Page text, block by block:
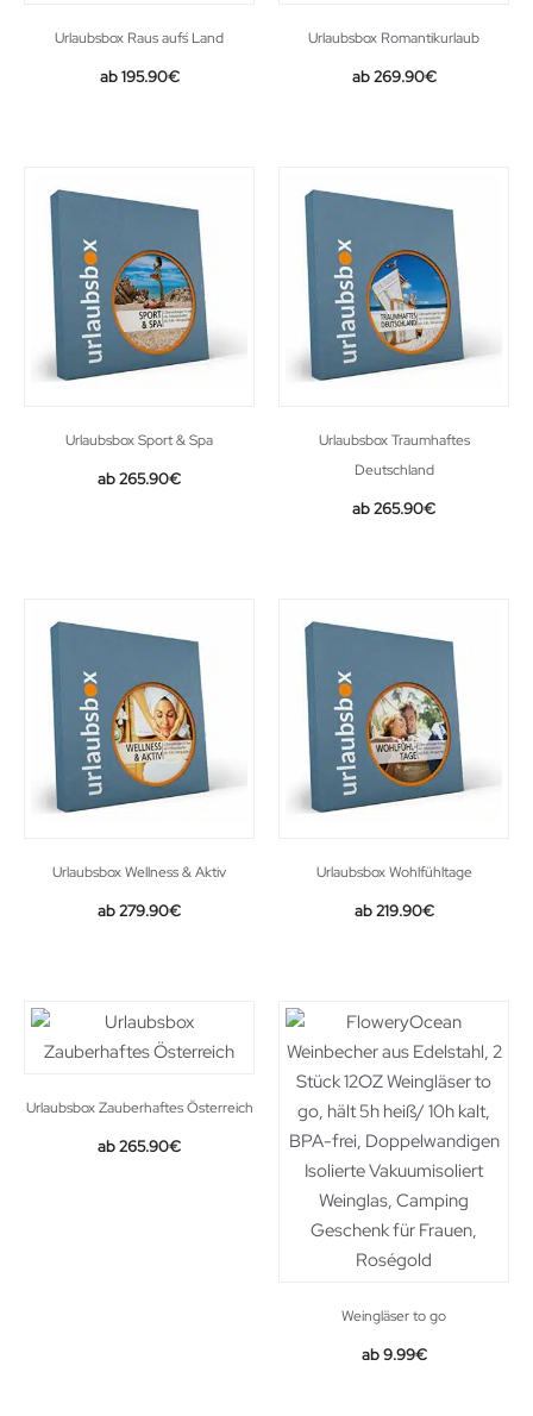
Urlaubsbox Raus auf´s Land
195.90€
Urlaubsbox Romantikurlaub
269.90€
Urlaubsbox Sport & Spa
265.90€
Urlaubsbox Traumhaftes
Deutschland
265.90€
Urlaubsbox Wellness & Aktiv
279.90€
Urlaubsbox Wohlfühltage
219.90€
Urlaubsbox Zauberhaftes Österreich
265.90€
Weingläser to go
9.99€